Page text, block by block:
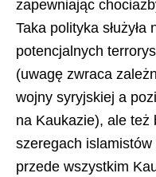
zapewniając
Taka polityka
potencjalnych
(uwagę zwraca
wojny syryjskiej a
na Kaukazie), ale też
szeregach
przede wszystkim